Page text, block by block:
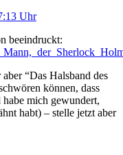
Uhr
beeindruckt:
“Das Halsband des
können, dass
mich gewundert,
habt) – stelle jetzt aber